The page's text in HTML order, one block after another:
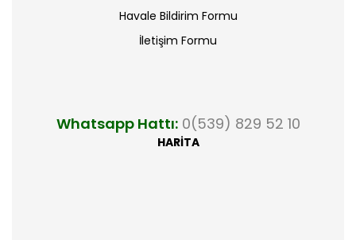
Havale Bildirim Formu
İletişim Formu
Whatsapp Hattı: 0(539) 829 52 10
HARİTA